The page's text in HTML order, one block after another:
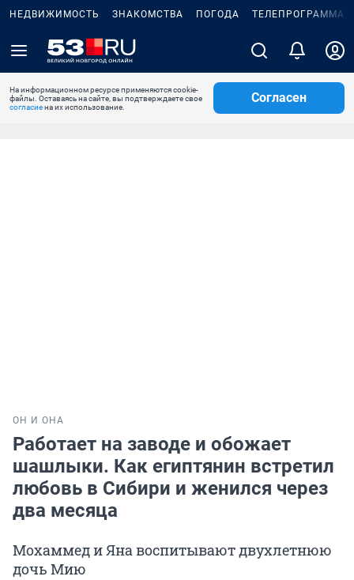
НЕДВИЖИМОСТЬ ЗНАКОМСТВА ПОГОДА ТЕЛЕПРОГРАММА
На информационном ресурсе применяются cookie-
файлы. Оставаясь на сайте, вы подтверждаете свое
согласиена их использование.
Согласен
ОН И ОНА
Работает на заводе и обожает
шашлыки. Как египтянин встретил
любовь в Сибири и женился через
два месяца
Мохаммед и Яна воспитывают двухлетнюю
дочь Мию